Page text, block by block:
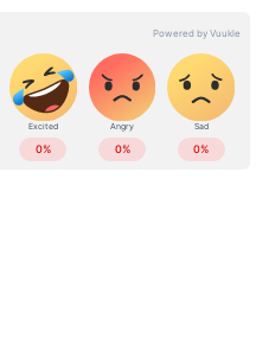
രൂപ
80 രൂപ
രൂപ
80 രൂപ